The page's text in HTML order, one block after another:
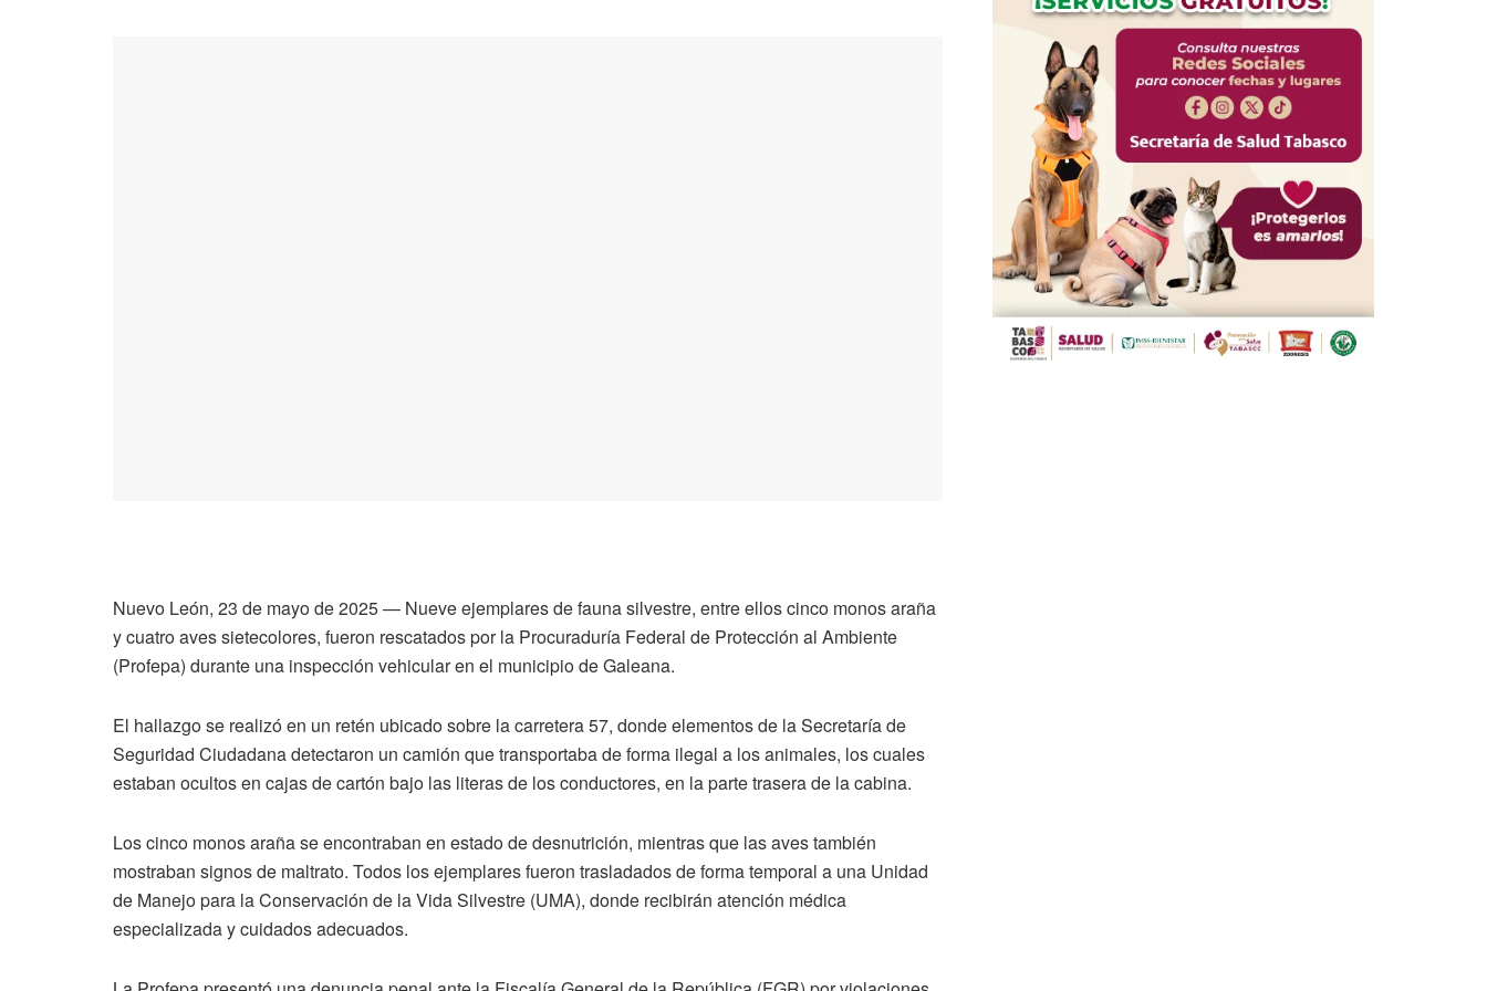
Nuevo León, 23 de mayo de 2025 — Nueve ejemplares de fauna silvestre, entre ellos cinco monos araña
y cuatro aves sietecolores, fueron rescatados por la Procuraduría Federal de Protección al Ambiente
(Profepa) durante una inspección vehicular en el municipio de Galeana.
El hallazgo se realizó en un retén ubicado sobre la carretera 57, donde elementos de la Secretaría de
Seguridad Ciudadana detectaron un camión que transportaba de forma ilegal a los animales, los cuales
estaban ocultos en cajas de cartón bajo las literas de los conductores, en la parte trasera de la cabina.
Los cinco monos araña se encontraban en estado de desnutrición, mientras que las aves también
mostraban signos de maltrato. Todos los ejemplares fueron trasladados de forma temporal a una Unidad
de Manejo para la Conservación de la Vida Silvestre (UMA), donde recibirán atención médica
especializada y cuidados adecuados.